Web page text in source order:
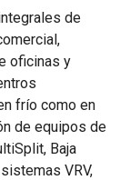
de
oficinas y
frío como en
de equipos de
Baja
VRV,